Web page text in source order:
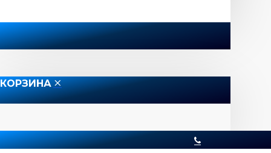
КОРЗИНА